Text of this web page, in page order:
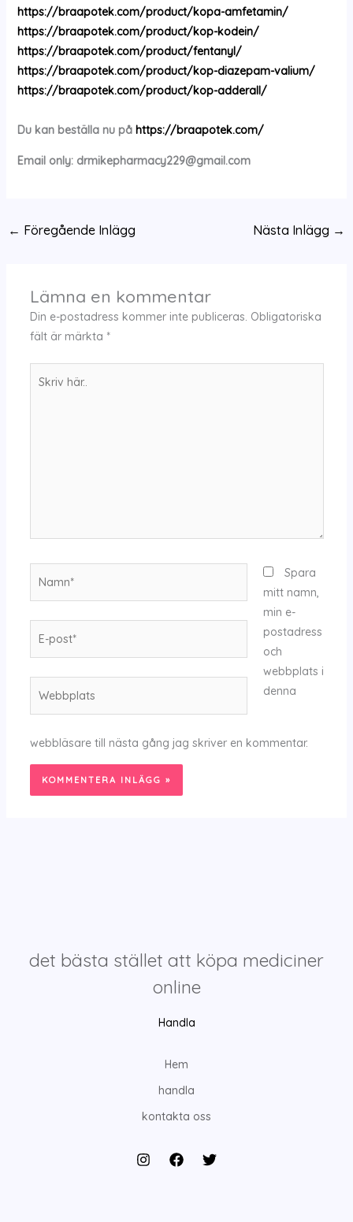
https://braapotek.com/product/kopa-amfetamin/
https://braapotek.com/product/kop-kodein/
https://braapotek.com/product/fentanyl/
https://braapotek.com/product/kop-diazepam-valium/
https://braapotek.com/product/kop-adderall/
Du kan beställa nu på https://braapotek.com/
Email only: drmikepharmacy229@gmail.com
← Föregående Inlägg Nästa Inlägg →
Lämna en kommentar
Din e-postadress kommer inte publiceras. Obligatoriska
fält är märkta *
post*
Spara
mitt namn,
min e-
postadress
och
webbplats i
denna
webbläsare till nästa gång jag skriver en kommentar.
det bästa stället att köpa mediciner
online
Handla
Hem
handla
kontakta oss